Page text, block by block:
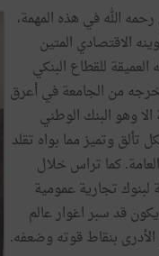
الله في هذه المهمة،
الاقتصادي المتين
للقطاع البنكي
من الجامعة في أعرق
الا وهو البنك الوطني
وتميز مما بواه تقلد
العامة. كما تراس خلال
لبنوك تجارية عمومية
قد سبر اغوار عالم
بنقاط قوته وضعفه.